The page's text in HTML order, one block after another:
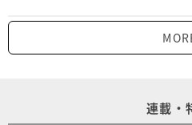
連載・